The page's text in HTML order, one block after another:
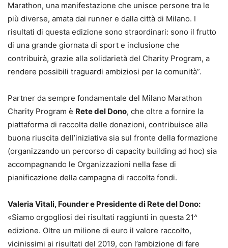
Marathon, una manifestazione che unisce persone tra le
più diverse, amata dai runner e dalla città di Milano. I
risultati di questa edizione sono straordinari: sono il frutto
di una grande giornata di sport e inclusione che
contribuirà, grazie alla solidarietà del Charity Program, a
rendere possibili traguardi ambiziosi per la comunità”.
Partner da sempre fondamentale del Milano Marathon
Charity Program è Rete del Dono, che oltre a fornire la
piattaforma di raccolta delle donazioni, contribuisce alla
buona riuscita dell’iniziativa sia sul fronte della formazione
(organizzando un percorso di capacity building ad hoc) sia
accompagnando le Organizzazioni nella fase di
pianificazione della campagna di raccolta fondi.
Valeria Vitali, Founder e Presidente di Rete del Dono:
«Siamo orgogliosi dei risultati raggiunti in questa 21^
edizione. Oltre un milione di euro il valore raccolto,
vicinissimi ai risultati del 2019, con l’ambizione di fare